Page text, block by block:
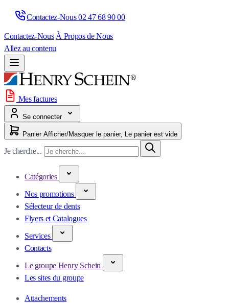
Contactez-Nous 02 47 68 90 00
Contactez-Nous À Propos de Nous
Allez au contenu
Mes factures
Se connecter
Panier Afficher/Masquer le panier, Le panier est vide
Je cherche...
Catégories
Nos promotions
Sélecteur de dents
Flyers et Catalogues
Services
Contacts
Le groupe Henry Schein
Les sites du groupe
Attachements